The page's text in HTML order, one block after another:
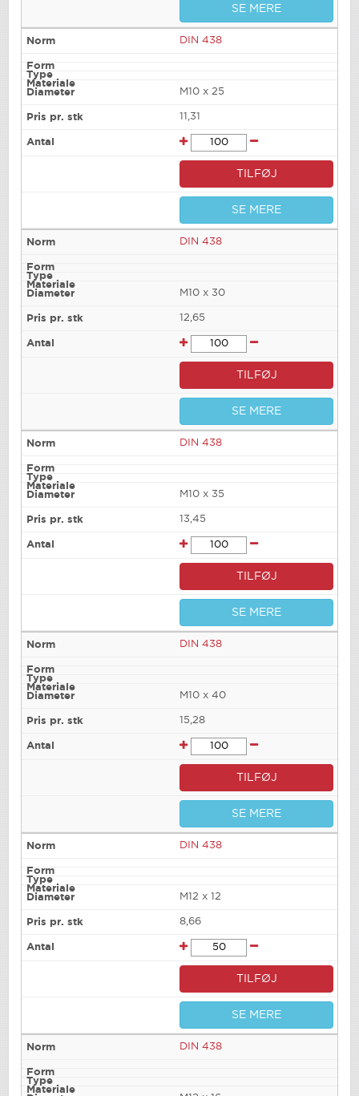
SE MERE
DIN 438
M10 x 25
11,31
TILFØJ
SE MERE
DIN 438
M10 x 30
12,65
TILFØJ
SE MERE
DIN 438
M10 x 35
13,45
TILFØJ
SE MERE
DIN 438
M10 x 40
15,28
TILFØJ
SE MERE
DIN 438
M12 x 12
8,66
TILFØJ
SE MERE
DIN 438